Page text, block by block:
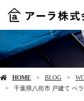
HOME BLOG
千葉県八街市 戸建て ベ